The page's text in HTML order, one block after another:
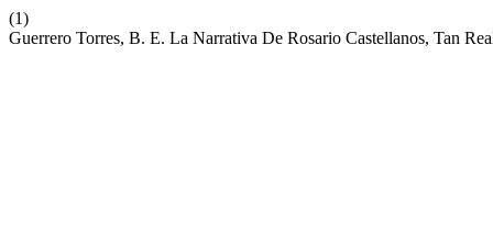
(1)
Guerrero Torres, B. E. La Narrativa De Rosario Castellanos, Tan